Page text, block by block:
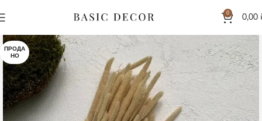
0
0,00
ПРОДА
НО